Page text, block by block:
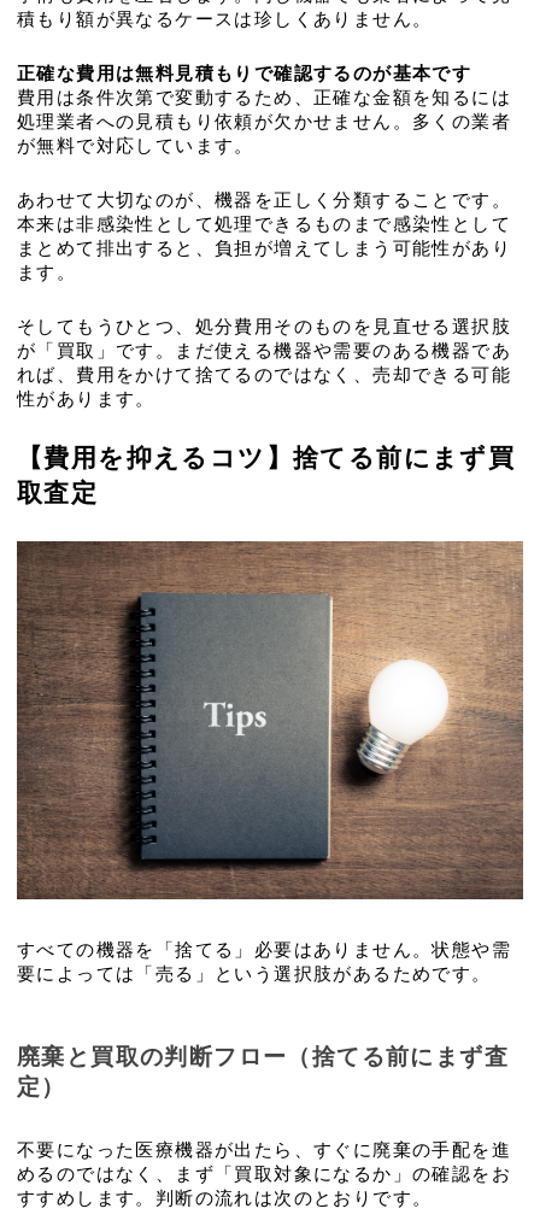
積もり額が異なるケースは珍しくありません。
正確な費用は無料見積もりで確認するのが基本です
費用は条件次第で変動するため、正確な金額を知るには
処理業者への見積もり依頼が欠かせません。多くの業者
が無料で対応しています。
あわせて大切なのが、機器を正しく分類することです。
本来は非感染性として処理できるものまで感染性として
まとめて排出すると、負担が増えてしまう可能性があり
ます。
そしてもうひとつ、処分費用そのものを見直せる選択肢
が「買取」です。まだ使える機器や需要のある機器であ
れば、費用をかけて捨てるのではなく、売却できる可能
性があります。
【費用を抑えるコツ】捨てる前にまず買
取査定
すべての機器を「捨てる」必要はありません。状態や需
要によっては「売る」という選択肢があるためです。
廃棄と買取の判断フロー（捨てる前にまず査
定）
不要になった医療機器が出たら、すぐに廃棄の手配を進
めるのではなく、まず「買取対象になるか」の確認をお
すすめします。判断の流れは次のとおりです。